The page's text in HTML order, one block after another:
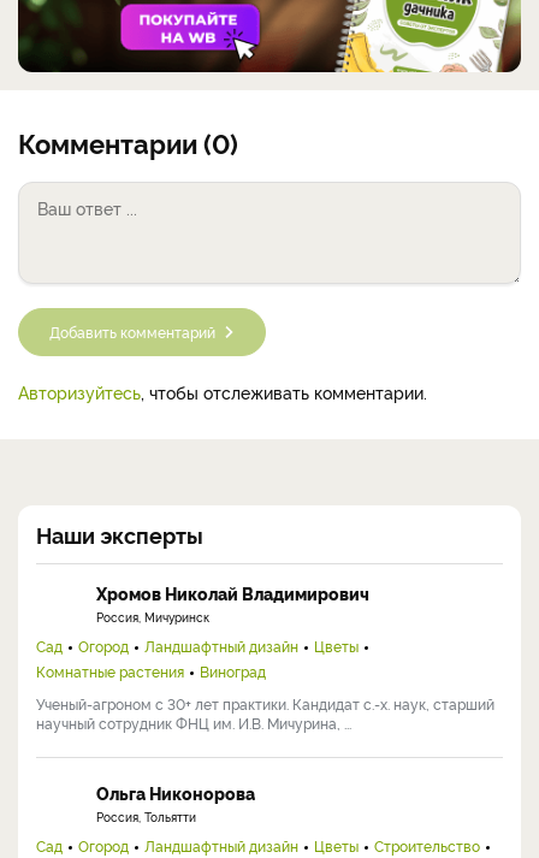
Комментарии (0)
Добавить комментарий
Авторизуйтесь, чтобы отслеживать комментарии.
Наши эксперты
Хромов Николай Владимирович
Россия, Мичуринск
Сад Огород Ландшафтный дизайн
Цветы
Комнатные растения
Виноград
Ученый-агроном с 30+ лет практики. Кандидат с.-х. наук, старший
научный сотрудник ФНЦ им. И.В. Мичурина, ...
Ольга Никонорова
Россия, Тольятти
Сад Огород Ландшафтный дизайн Цветы
Строительство